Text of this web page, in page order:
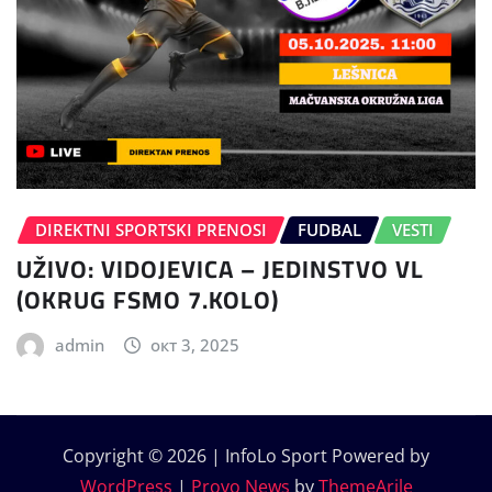
DIREKTNI SPORTSKI PRENOSI FUDBAL VESTI
UŽIVO: VIDOJEVICA – JEDINSTVO VL
(OKRUG FSMO 7.KOLO)
admin окт 3, 2025
Copyright © 2026 | InfoLo Sport Powered by
WordPress | Provo News byThemeArile